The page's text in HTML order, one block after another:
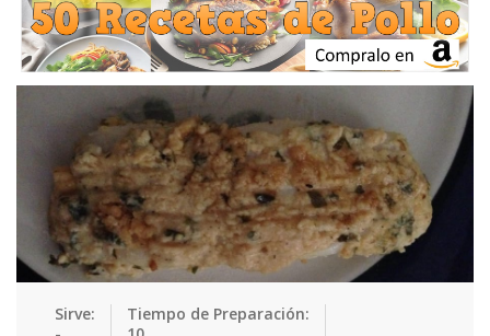
Gelatinas Guarnicion… Helados Hot Dogs
Huevos Mariscos Mermeladas Muffins
Panes Para Niños Pastas
Pescados Pizzas Platos Fue… Pollo
Postres Recetas de… Recetas Do… Recetas Fá…
Sirve:
Tiempo de Preparación: